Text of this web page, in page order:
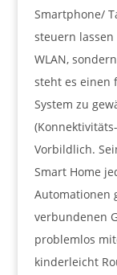
Smartphone/
steuern
WLAN,
steht es einen
System zu
Vorbildlich.
Smart Home
Automationen
verbundenen
problemlos
kinderleicht